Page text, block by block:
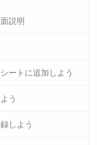
説明
ートに追加しよう
う
しよう